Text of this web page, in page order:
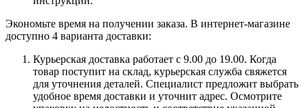
Экономьте время на получении заказа. В интернет-магазине
доступно 4 варианта доставки:
Курьерская доставка работает с 9.00 до 19.00. Когда
товар поступит на склад, курьерская служба свяжется
для уточнения деталей. Специалист предложит выбрать
удобное время доставки и уточнит адрес. Осмотрите